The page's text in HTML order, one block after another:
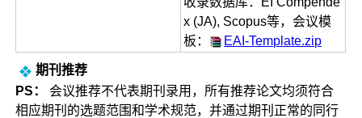
x (JA), Scopus等，会议模
板：
EAI-Template.zip
期刊推荐
PS： 会议推荐不代表期刊录用，所有推荐论文均须符合
相应期刊的选题范围和学术规范，并通过期刊正常的同行